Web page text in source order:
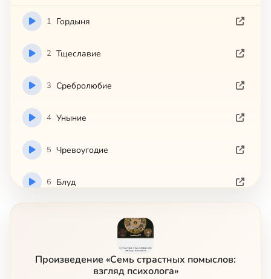
1 Гордыня
2 Тщеславие
3 Сребролюбие
4 Уныние
5 Чревоугодие
6 Блуд
Произведение «Семь страстных помыслов:
взгляд психолога»